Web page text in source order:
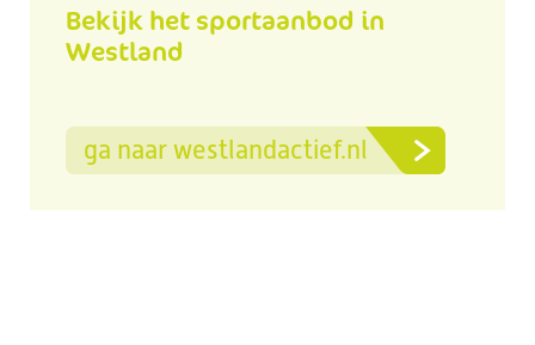
Bekijk het sportaanbod in
Westland
ga naar westlandactief.nl